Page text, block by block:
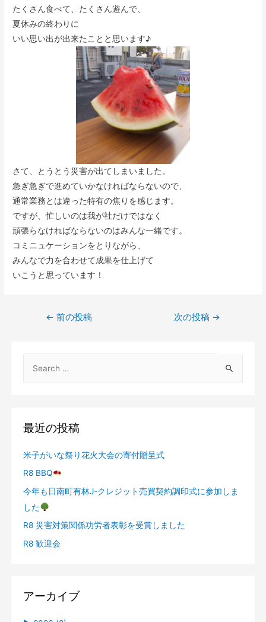
たくさん食べて、たくさん遊んで、
夏休みの終わりに
いい思い出が出来たことと思います♪
さて、とうとう災害が出てしまいました。
急ぎ急ぎで進めていかなければならないので、
通常業務とは違った特有の焦りを感じます。
ですが、忙しいのは我が社だけではなく
頑張らなければならないのはみんな一緒です。
コミニュケーションをとりながら、
みんなで力を合わせて成果を仕上げて
いこうと思っています！
← 前の投稿 次の投稿 →
最近の投稿
米子がいな祭り花火大会の寄付贈呈式
R8 BBQ
今年も日南町有林J-クレジット売買契約調印式に参加しま
した
R8 災害対策関係功労者表彰を受賞しました
R8 歓迎会
アーカイブ